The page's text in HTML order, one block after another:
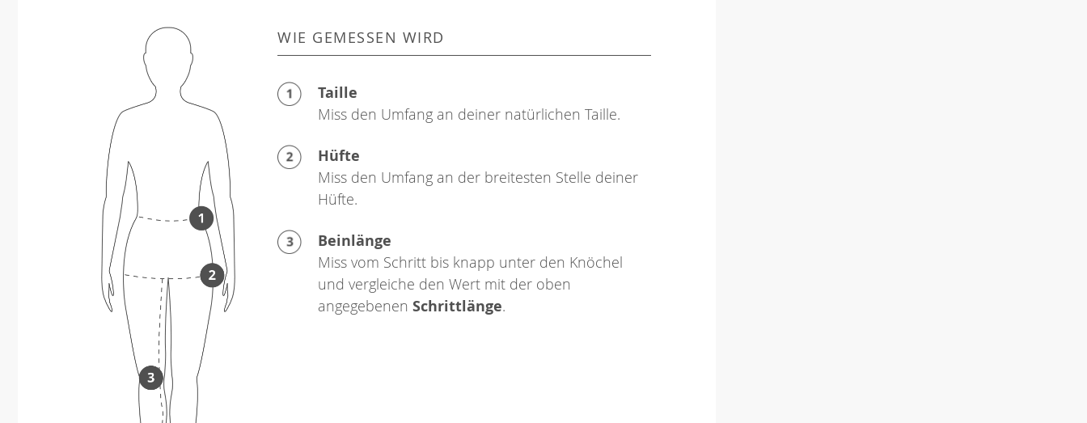
WIE GEMESSEN WIRD
Taille
Miss den Umfang an deiner natürlichen Taille.
Hüfte
Miss den Umfang an der breitesten Stelle deiner
Hüfte.
Beinlänge
Miss vom Schritt bis knapp unter den Knöchel
und vergleiche den Wert mit der oben
angegebenen Schrittlänge.